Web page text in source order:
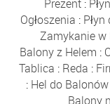
Prezent :
Ogłoszenia :
Zamykanie w
Balony z Helem :
Tablica : Reda :
: Hel do Balonów
Balony